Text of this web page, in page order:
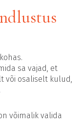
sa vajad, et
või osaliselt kulud,
võimalik valida